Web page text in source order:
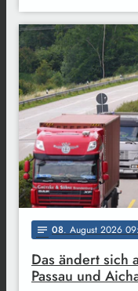
notes 08. August 2026
Das ändert sich
Passau und